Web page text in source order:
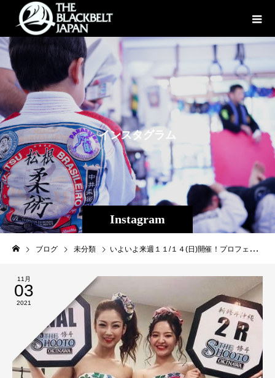
Instagram
インスタグラ ム
ブログ 未分類 いよいよ来週１１/１４(日)開催！プロフェッショナル修斗沖縄大会【ＴＨＥ ＳＨＯＯＴＯ ＯＫＩＮＡＷＡvol.５】 今大会に華を添えて下さるラウンドガールの紹介です！美しいラウンドガールの姿にもご注目ください！◯Dancer Nao-Ｐｒｏｆｉｌｅ-沖縄アクターズスクール出身、桑田圭祐ドームツアー、ＴＵＢＥ 横浜スタジアム、島谷ひとみ ＰＶ.ＴＶ.紅白、SAZANGA9セルラースタジアム出演現在ダンス講師やDream39としても活動。ラウンドガールとしては【THE SHOOTO OKINAWA vol1】、【MUGEN挑】に出演。又 沖縄初開催された第4回・ミセスJAPAN2019沖縄大会 ヤングミセス部門グランプリ・ミセスJAPAN2019日本大会 PERSONALITY賞を受賞◯ＮＩＣＨＩＫＡ-Ｐｒｏｆｉｌｅ-・那覇市でプライベートリンパサロンivy経営・沖縄県内でラウンドガール(MUGEN挑)・MRS.JAPAN 2019沖縄大会 特別賞 BEST EVENING GOWING2019☆THE SHOOTO OKINAWA vol.５協賛企業様紹介★【ふしくぶカフェ】「ふしくぶカフェ」は2021年7月に世界自然遺産に登録されたヤンバルと大海原を一望できる沖縄本島最北端の辺戸岬にある絶景パノラマカフェ。１Fの観光案内所では国頭村のスタッフが常駐しています。人気商売のA5和牛100%を使用した「ロコモコ丼」や、地元で採れたアップバナナを使った「シェイク」など、地元の食材を使った季節限定のメニューも充実。ストレスフリーな大自然の中、ゆっくりとした時間を大切な方達と。HP : https://www.fushikubu-cafe.com/Instaguram : @fushikubu_cafeお陰様でチケットは残すところSRSが数枚となりました！※購入希望者の方は早期にご連絡下さい！［チケット取扱所］◯EVERGROUND TEL:098-943-9801 ◯Theパラエストラ沖縄 TEL:098-851-4739［大会名］プロフェッショナル修斗公式戦沖縄大会 【THE SHOOTO OKINAWA vol.５】［日時］２０２１年１１月１４日（日）［開場］１４:００［開始］１５:００ ［会場］ミュージックタウン音市場（沖縄市上地1-1-1)［主催］Theパラエストラ沖縄［認定］インターナショナル修斗コミッション［協力］一般社団法人日本修斗協会/ＥＶＥＲＧＲＯＵＮＤ/Studio Shine/ＪＭＯＣ/ＧＦＣ[特別協賛] 沖縄酒場きぶんや/株式会社ファッションキャンデー/沖縄広告株式会社/Deshign.SP41/パーソナルジムクロスライン/ふしくぶカフェ/SO-CRAZY.TOKYO/京都市役所前法律事務所/カルペディエム沖縄［チケット発売］発売中［チケット料金］ ＳＲＳ１２，０００円 ［お問い合わせ］Theパラエストラ沖縄 TEL:098-851-4739[公式ＳＮＳ]THE SHOOTO OKINAWA 公式BlogTHE SHOOTO OKINAWA 公式instagramTHE SHOOTO OKINAWA 公式FACEBOOKTHE SHOOTO OKINAWA 公式TWITTER［配 信］TwitCasting 前売り￥3,000- 当日￥3,500-URL: https://twitcasting.tv/f:3609780655707379/shopcart/※今大会は前日計量で行われます。【メインイベント・第７試合ストロー級（-５２．２ｋｇ）５分３Ｒ】木内SKINNY ZOMBIE崇雅（東京/和術慧舟會GODS）ＶＳ旭那 拳（沖縄那覇/Theパラエストラ沖縄）【セミファイナル・第６試合フェザー級（-６５．８ｋｇ）５分２Ｒ】児山 佳宏 （千葉/パラエストラ松戸）ＶＳ工藤圭一郎（沖縄名護/グランドスラムAPP）【第５試合ストロー級（-５２．２ｋｇ）５分２Ｒ】当真 佳直（沖縄那覇/ reversaL Gym OKINAWA CROSS×LINE）ＶＳ金内サイダー雄哉（沖縄コザ/Theパラエストラ沖縄） 【第４試合２０２２年新人王決定トーナメントバンタム級１回戦（-６１．２ｋｇ）５分２Ｒ】南風原吉良斗（沖縄那覇/Theパラエストラ沖縄）ＶＳ持田哲兵（福岡/ MMA RANGERS GYM）【第３試合ストロー級（-５２．２ｋｇ）５分２Ｒ】大城 匡史（ALIVE沖縄支部シマジリアンズ）ＶＳ泰斗（MMA RANGERS GYM）【第２試合フライ級（-５６．７ｋｇ）５分２Ｒ】若山達也（Theパラエストラ沖縄）ＶＳKJ タイラー（T-REX柔術アカデミー）【第１試合フライ級（-５６．７ｋｇ）５分２Ｒ】新垣 健司 （ALIVE沖縄支部シマジリアンズ）ＶＳ梅木 勇徳 （パラエストラ千葉）#THESHOOTOOKINAWA #shooto1114 #パラエストラ #沖縄 #那覇 #与儀 #MMA #shooto #コザ #総合格闘技 #修斗
11月
03
2021